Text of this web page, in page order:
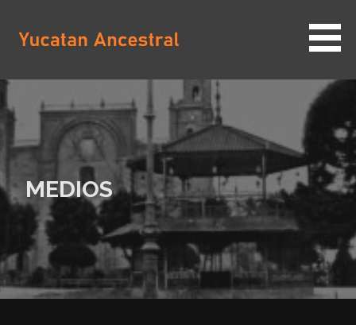
contenido
YUCATAN ANCESTRAL
MEDIOS